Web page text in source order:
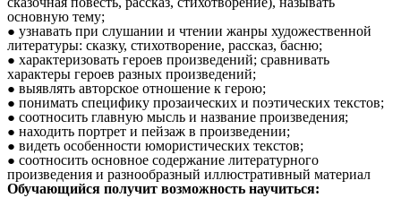
основную тему;
узнавать при слушании и чтении жанры художественной
литературы: сказку, стихотворение, рассказ, басню;
характеризовать героев произведений; сравнивать
характеры героев разных произведений;
выявлять авторское отношение к герою;
понимать специфику прозаических и поэтических текстов;
соотносить главную мысль и название произведения;
находить портрет и пейзаж в произведении;
видеть особенности юмористических текстов;
соотносить основное содержание литературного
произведения и разнообразный иллюстративный материал
Обучающийся получит возможность научиться: